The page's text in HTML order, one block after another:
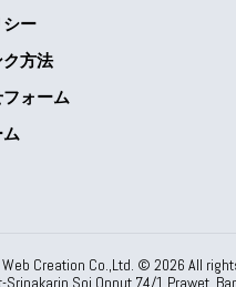
ー
方法
ォーム
Creation Co.,Ltd. © 2026 All
Srinakarin Soi Onnut 74/1 Prawet,